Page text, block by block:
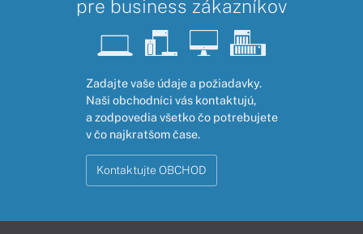
pre business zákazníkov
Zadajte vaše údaje a požiadavky.
Naši obchodníci vás kontaktujú,
a zodpovedia všetko čo potrebujete
v čo najkratšom čase.
Kontaktujte OBCHOD